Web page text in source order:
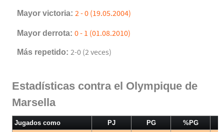
Mayor victoria: 2 - 0 (19.05.2004)
Mayor derrota: 0 - 1 (01.08.2010)
Más repetido: 2-0 (2 veces)
Estadísticas contra el Olympique de
Marsella
Jugados como PJ PG
%PG